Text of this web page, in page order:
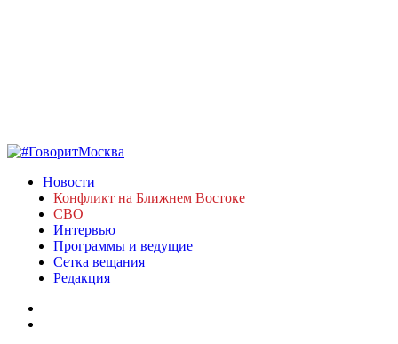
Новости
Конфликт на Ближнем Востоке
СВО
Интервью
Программы и ведущие
Сетка вещания
Редакция